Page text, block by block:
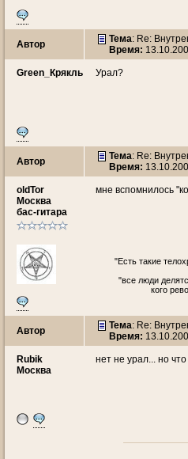
Автор Тема: Re:
Время:
Green_Крякль Урал?
Автор Тема: Re:
Время:
oldTor
Москва
бас-гитара
мне вспомнилось
"Есть такие
"все люди
кого
Автор Тема: Re:
Время:
Rubik
Москва
нет не урал... но